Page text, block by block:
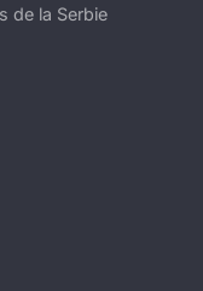
de la Serbie